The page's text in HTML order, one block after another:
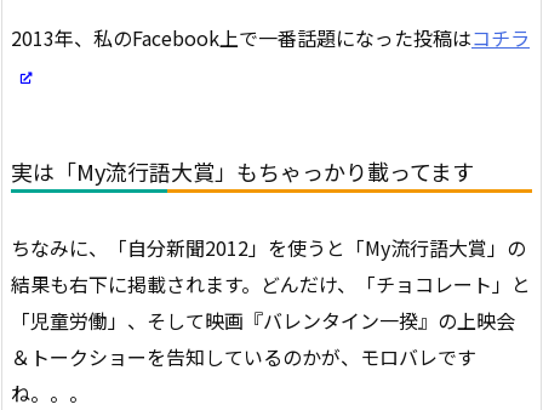
2013年、私のFacebook上で一番話題になった投稿はコチラ
実は「My流行語大賞」もちゃっかり載ってます
ちなみに、「自分新聞2012」を使うと「My流行語大賞」の
結果も右下に掲載されます。どんだけ、「チョコレート」と
「児童労働」、そして映画『バレンタイン一揆』の上映会
＆トークショーを告知しているのかが、モロバレです
ね。。。